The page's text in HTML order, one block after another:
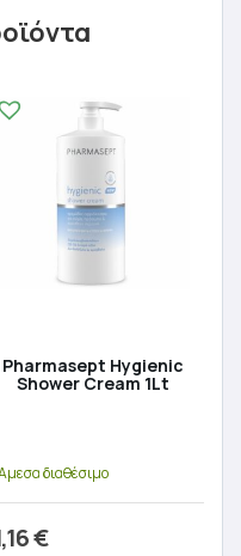
Pharmasept Hygienic
Shower Cream 1Lt
διαθέσιμο
€